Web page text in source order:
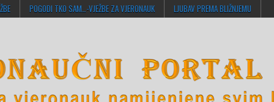
POGODI TKO SAM…-VJEŽBE ZA VJERONAUK LJUBAV PREMA BLIŽNJEMU